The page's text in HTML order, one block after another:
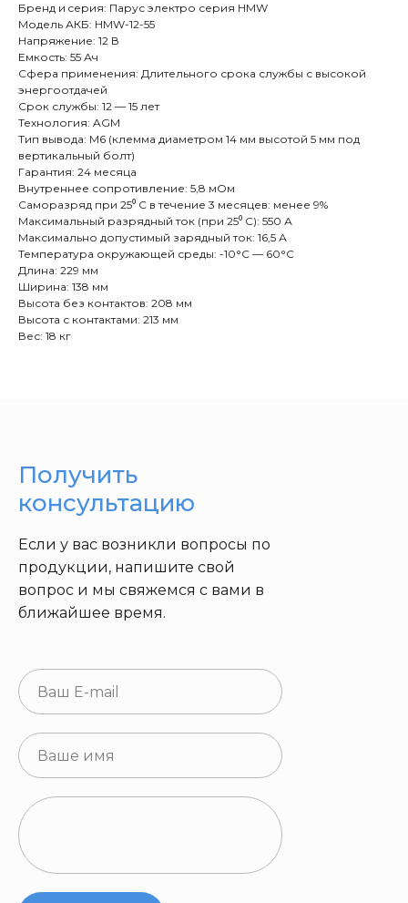
Бренд и cерия: Парус электро серия HMW
Модель АКБ: HMW-12-55
Напряжение: 12 В
Емкость: 55 Ач
Сфера применения: Длительного срока службы с высокой
энергоотдачей
Срок службы: 12 — 15 лет
Технология: AGM
Тип вывода: M6 (клемма диаметром 14 мм высотой 5 мм под
вертикальный болт)
Гарантия: 24 месяца
Внутреннее сопротивление: 5,8 мОм
Саморазряд при 25⁰ С в течение 3 месяцев: менее 9%
Максимальный разрядный ток (при 25⁰ С): 550 А
Максимально допустимый зарядный ток: 16,5 А
Температура окружающей среды: -10°C — 60°C
Длина: 229 мм
Ширина: 138 мм
Высота без контактов: 208 мм
Высота с контактами: 213 мм
Вес: 18 кг
Если у вас возникли вопросы по
продукции, напишите свой
вопрос и мы свяжемся с вами в
ближайшее время.
Получить
консультацию